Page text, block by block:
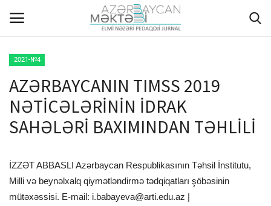
ANA SƏHİFƏ
HAQQIMIZDA
MÜƏLLİFLƏR ÜÇÜN TƏLİMAT
2021-№4
AZƏRBAYCANIN TIMSS 2019
NƏTİCƏLƏRİNİN İDRAK
SAHƏLƏRİ BAXIMINDAN TƏHLİLİ
İZZƏT ABBASLI Azərbaycan Respublikasının Təhsil İnstitutu,
Milli və beynəlxalq qiymətləndirmə tədqiqatları şöbəsinin
mütəxəssisi. E-mail: i.babayeva@arti.edu.az |